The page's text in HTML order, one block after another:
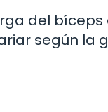
del bíceps
según la